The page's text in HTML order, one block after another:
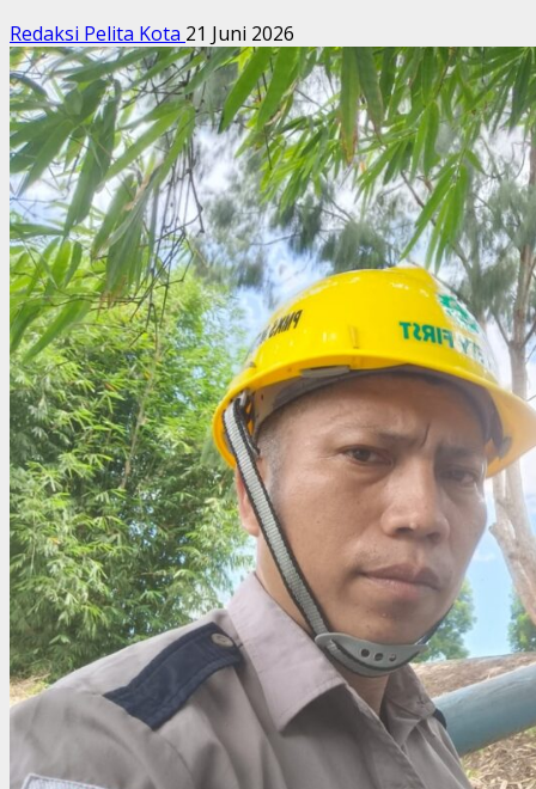
Redaksi Pelita Kota 21 Juni 2026